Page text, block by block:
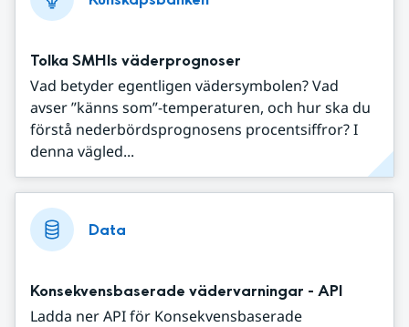
Tolka SMHIs väderprognoser
Vad betyder egentligen vädersymbolen? Vad
avser ”känns som”-temperaturen, och hur ska du
förstå nederbördsprognosens procentsiffror? I
denna vägled...
Data
Konsekvensbaserade vädervarningar - API
Ladda ner API för Konsekvensbaserade